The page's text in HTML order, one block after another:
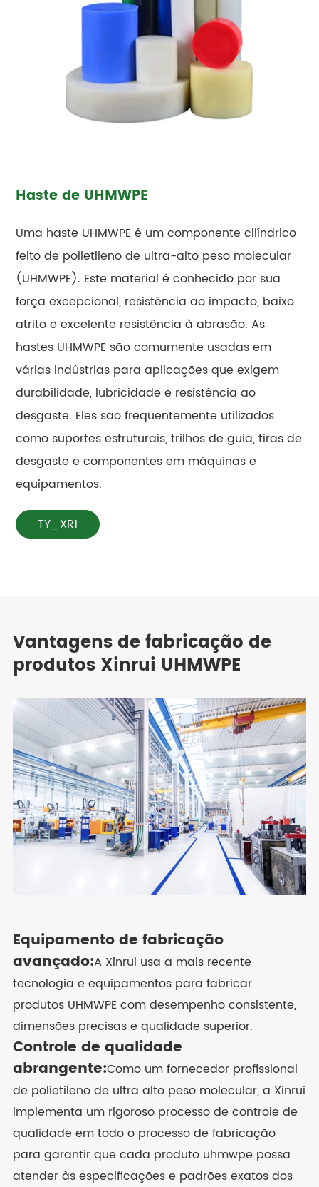
Haste de UHMWPE
Uma haste UHMWPE é um componente cilíndrico
feito de polietileno de ultra-alto peso molecular
(UHMWPE). Este material é conhecido por sua
força excepcional, resistência ao impacto, baixo
atrito e excelente resistência à abrasão. As
hastes UHMWPE são comumente usadas em
várias indústrias para aplicações que exigem
durabilidade, lubricidade e resistência ao
desgaste. Eles são frequentemente utilizados
como suportes estruturais, trilhos de guia, tiras de
desgaste e componentes em máquinas e
equipamentos.
TY_XR1
Vantagens de fabricação de
produtos Xinrui UHMWPE
Equipamento de fabricação
avançado:A Xinrui usa a mais recente
tecnologia e equipamentos para fabricar
produtos UHMWPE com desempenho consistente,
dimensões precisas e qualidade superior.
Controle de qualidade
abrangente:Como um fornecedor profissional
de polietileno de ultra alto peso molecular, a Xinrui
implementa um rigoroso processo de controle de
qualidade em todo o processo de fabricação
para garantir que cada produto uhmwpe possa
atender às especificações e padrões exatos dos